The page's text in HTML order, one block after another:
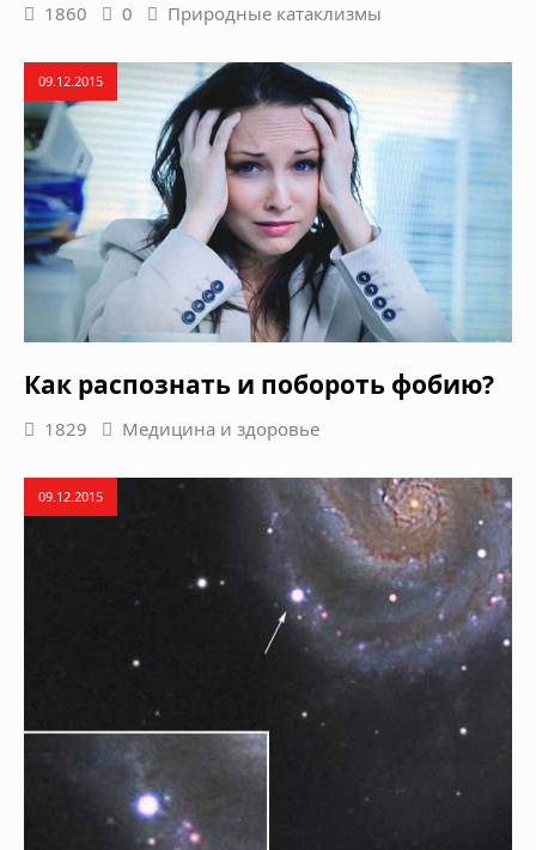
1860 0 Природные катаклизмы
09.12.2015
Как распознать и побороть фобию?
1829 Медицина и здоровье
09.12.2015